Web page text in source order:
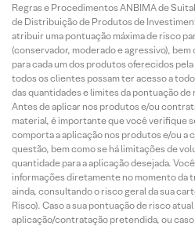
Regras e Procedimentos ANBIMA de
de Distribuição de Produtos de
atribuir uma pontuação máxima de risco
(conservador, moderado e agressivo),
para cada um dos produtos oferecidos
todos os clientes possam ter acesso a
das quantidades e limites da pontuação de
Antes de aplicar nos produtos e/ou
material, é importante que você verifique
comporta a aplicação nos produtos e/ou a
questão, bem como se há limitações de
quantidade para a aplicação desejada.
informações diretamente no momento da
ainda, consultando o risco geral da sua
Risco). Caso a sua pontuação de risco
aplicação/contratação pretendida, ou